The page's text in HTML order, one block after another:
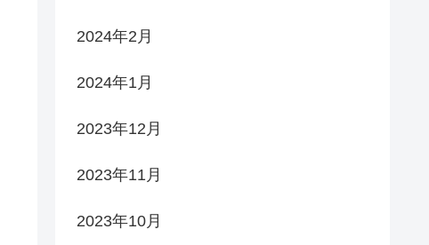
2024年2月
2024年1月
2023年12月
2023年11月
2023年10月